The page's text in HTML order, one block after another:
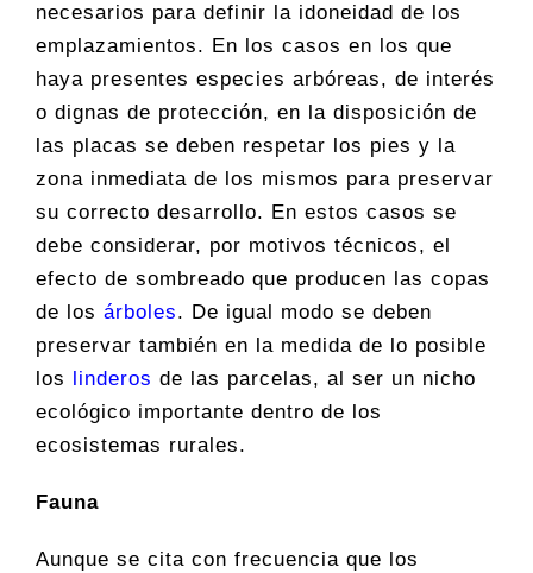
necesarios para definir la idoneidad de los
emplazamientos. En los casos en los que
haya presentes especies arbóreas, de interés
o dignas de protección, en la disposición de
las placas se deben respetar los pies y la
zona inmediata de los mismos para preservar
su correcto desarrollo. En estos casos se
debe considerar, por motivos técnicos, el
efecto de sombreado que producen las copas
de los árboles. De igual modo se deben
preservar también en la medida de lo posible
los
linderos de las parcelas, al ser un nicho
ecológico importante dentro de los
ecosistemas rurales.
Fauna
Aunque se cita con frecuencia que los